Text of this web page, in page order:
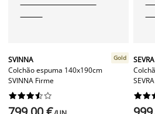
SVINNA
Colchão espuma 140x190cm
SVINNA Firme
Gold






SEVRA


